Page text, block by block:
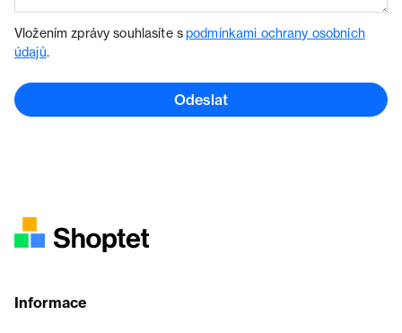
Vložením zprávy souhlasíte spodmínkami ochrany osobních
údajů.
Odeslat
Informace